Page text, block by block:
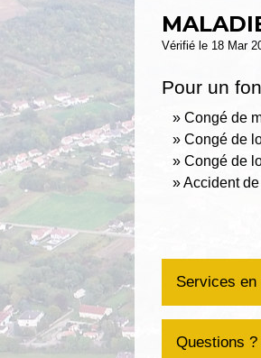
Vérifié le 18 Mar
Pour un
Congé de
Congé de
Congé de
Accident
Services
Questions